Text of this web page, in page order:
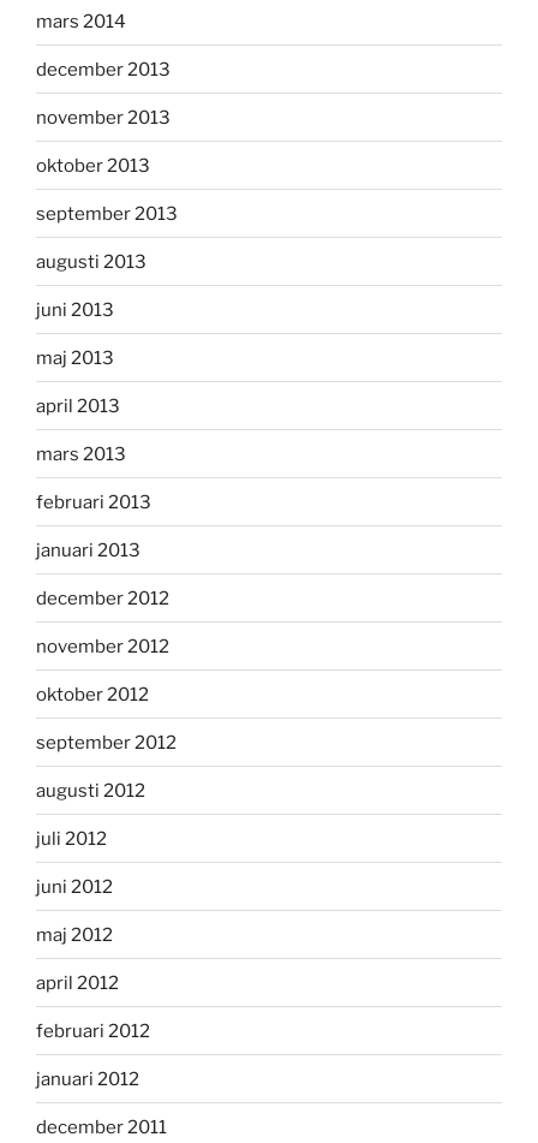
mars 2014
december 2013
november 2013
oktober 2013
september 2013
augusti 2013
juni 2013
maj 2013
april 2013
mars 2013
februari 2013
januari 2013
december 2012
november 2012
oktober 2012
september 2012
augusti 2012
juli 2012
juni 2012
maj 2012
april 2012
februari 2012
januari 2012
december 2011